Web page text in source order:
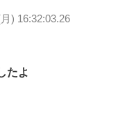
) 16:32:03.26
たよ